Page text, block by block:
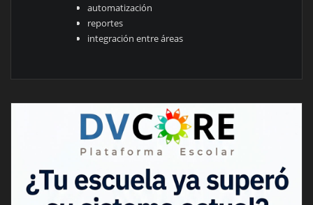
automatización
reportes
integración entre áreas